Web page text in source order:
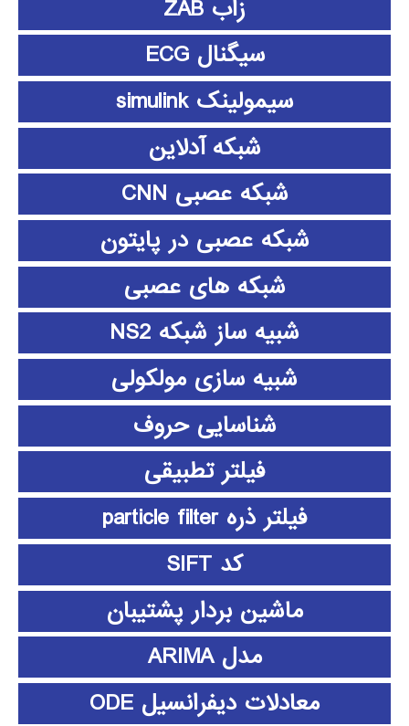
زاب ZAB
سیگنال ECG
سیمولینک simulink
شبکه آدلاین
شبکه عصبی CNN
شبکه عصبی در پایتون
شبکه های عصبی
شبیه ساز شبکه NS2
شبیه سازی مولکولی
شناسایی حروف
فیلتر تطبیقی
فیلتر ذره particle filter
کد SIFT
ماشین بردار پشتیبان
مدل ARIMA
معادلات دیفرانسیل ODE